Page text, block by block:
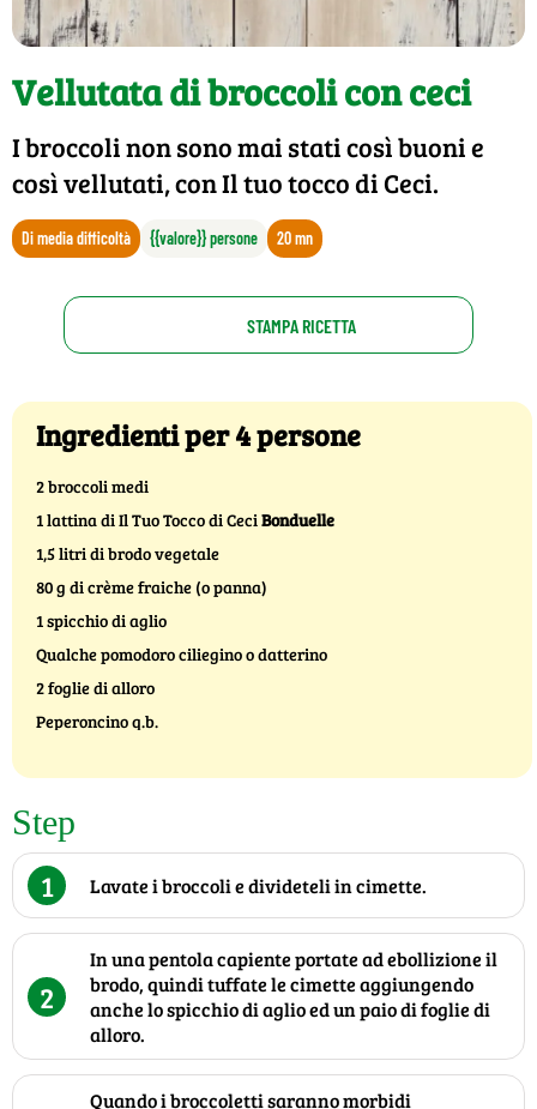
Vellutata di broccoli con ceci
I broccoli non sono mai stati così buoni e
così vellutati, con Il tuo tocco di Ceci.
Di media difficoltà {{valore}} persone 20 mn
STAMPA RICETTA
Ingredienti per 4 persone
2 broccoli medi
1 lattina di Il Tuo Tocco di CeciBonduelle
1,5 litri di brodo vegetale
80 g di crème fraiche (o panna)
1 spicchio di aglio
Qualche pomodoro ciliegino o datterino
2 foglie di alloro
Peperoncino q.b.
Step
1
Lavate i broccoli e divideteli in cimette.
2
In una pentola capiente portate ad ebollizione il
brodo, quindi tuffate le cimette aggiungendo
anche lo spicchio di aglio ed un paio di foglie di
alloro.
Quando i broccoletti saranno morbidi